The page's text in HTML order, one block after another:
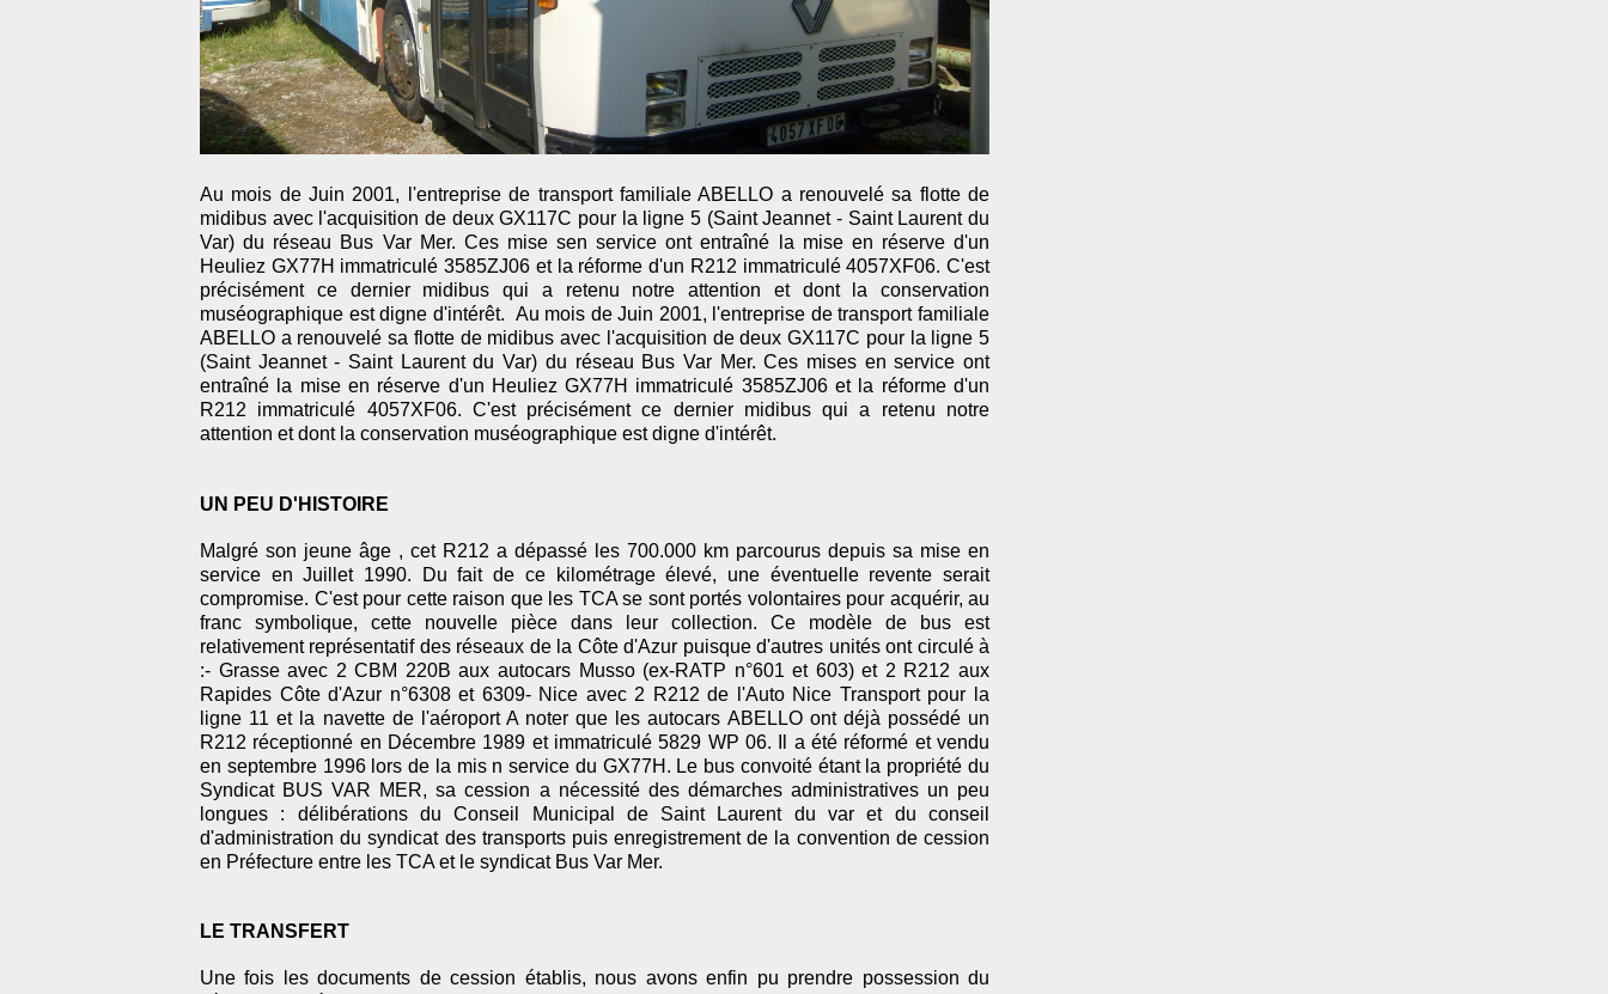
Au mois de Juin 2001, l'entreprise de transport familiale ABELLO a renouvelé sa flotte de
midibus avec l'acquisition de deux GX117C pour la ligne 5 (Saint Jeannet - Saint Laurent du
Var) du réseau Bus Var Mer. Ces mise sen service ont entraîné la mise en réserve d'un
Heuliez GX77H immatriculé 3585ZJ06 et la réforme d'un R212 immatriculé 4057XF06. C'est
précisément ce dernier midibus qui a retenu notre attention et dont la conservation
muséographique est digne d'intérêt. Au mois de Juin 2001, l'entreprise de transport familiale
ABELLO a renouvelé sa flotte de midibus avec l'acquisition de deux GX117C pour la ligne 5
(Saint Jeannet - Saint Laurent du Var) du réseau Bus Var Mer. Ces mises en service ont
entraîné la mise en réserve d'un Heuliez GX77H immatriculé 3585ZJ06 et la réforme d'un
R212 immatriculé 4057XF06. C'est précisément ce dernier midibus qui a retenu notre
attention et dont la conservation muséographique est digne d'intérêt.
UN PEU D'HISTOIRE
Malgré son jeune âge , cet R212 a dépassé les 700.000 km parcourus depuis sa mise en
service en Juillet 1990. Du fait de ce kilométrage élevé, une éventuelle revente serait
compromise. C'est pour cette raison que les TCA se sont portés volontaires pour acquérir, au
franc symbolique, cette nouvelle pièce dans leur collection. Ce modèle de bus est
relativement représentatif des réseaux de la Côte d'Azur puisque d'autres unités ont circulé à
:- Grasse avec 2 CBM 220B aux autocars Musso (ex-RATP n°601 et 603) et 2 R212 aux
Rapides Côte d'Azur n°6308 et 6309- Nice avec 2 R212 de l'Auto Nice Transport pour la
ligne 11 et la navette de l'aéroport A noter que les autocars ABELLO ont déjà possédé un
R212 réceptionné en Décembre 1989 et immatriculé 5829 WP 06. Il a été réformé et vendu
en septembre 1996 lors de la mis n service du GX77H. Le bus convoité étant la propriété du
Syndicat BUS VAR MER, sa cession a nécessité des démarches administratives un peu
longues : délibérations du Conseil Municipal de Saint Laurent du var et du conseil
d'administration du syndicat des transports puis enregistrement de la convention de cession
en Préfecture entre les TCA et le syndicat Bus Var Mer.
LE TRANSFERT
Une fois les documents de cession établis, nous avons enfin pu prendre possession du